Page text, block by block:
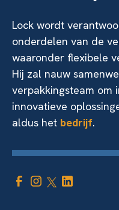
Lock wordt
onderdelen van de
waaronder flexibele
Hij zal nauw
verpakkingsteam om
innovatieve
aldus het bedrijf.